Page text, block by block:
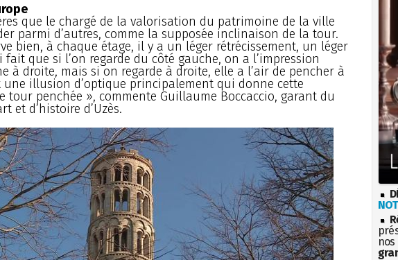
que le chargé de la valorisation du patrimoine de la ville
parmi d’autres, comme la supposée inclinaison de la tour.
bien, à chaque étage, il y a un léger rétrécissement, un léger
fait que si l’on regarde du côté gauche, on a l’impression
à droite, mais si on regarde à droite, elle a l’air de pencher à
une illusion d’optique principalement qui donne cette
tour penchée », commente Guillaume Boccaccio, garant du
et d’histoire d’Uzès.